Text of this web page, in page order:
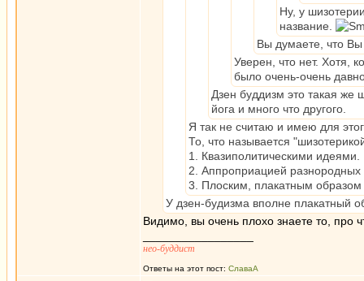
Ну, у
название.
Вы думаете, что Вы
Уверен, что нет. Хотя,
было очень-очень
Дзен буддизм это такая же
йога и много что другого.
Я так не считаю и имею для
То, что называется
1. Квазиполитическими идеями.
2. Аппроприацией разнородных
3. Плоским, плакатным
У дзен-будизма вполне плакатный
Видимо, вы очень плохо знаете то, про
нео-буддист
Ответы на этот пост: СлаваА